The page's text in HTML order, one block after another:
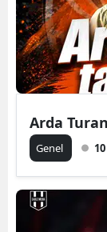
Arda
Genel